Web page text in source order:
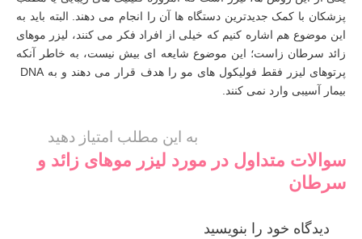
پزشکان با کمک جدیدترین دستگاه ها آن را انجام می دهند. البته باید به
این موضوع هم اشاره کنیم که خیلی از افراد فکر می کنند، لیزر موهای
زائد سرطان زاست؛ این موضوع شایعه ای بیش نیست، به خاطر آنکه
بیمار آسیبی وارد نمی کنند.
به این مطلب امتیاز دهید
سوالات متداول در مورد لیزر موهای زائد و
سرطان
دیدگاه‌ خود را بنویسید